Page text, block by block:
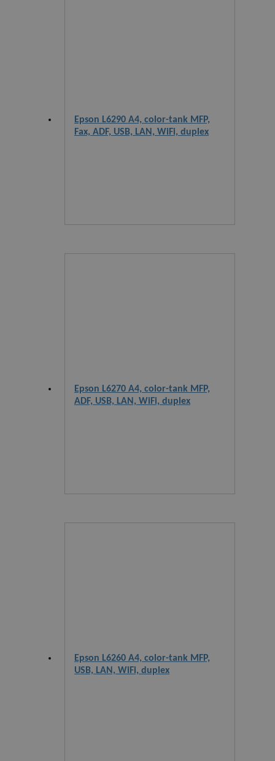
Epson L6290 A4, color-tank MFP,
Fax, ADF, USB, LAN, WiFi, duplex
Epson L6270 A4, color-tank MFP,
ADF, USB, LAN, WiFi, duplex
Epson L6260 A4, color-tank MFP,
USB, LAN, WiFi, duplex